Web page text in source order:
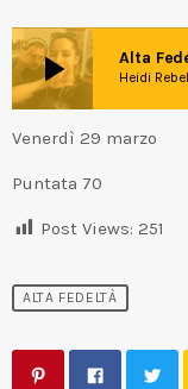
play_arrow Alta
Heidi
Venerdì 29 marzo
Puntata 70
Post Views: 251
ALTA FEDELTÀ